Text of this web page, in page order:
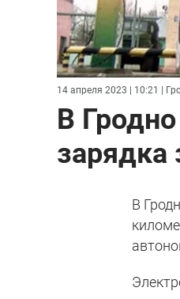
14 апреля 2023 | 10:21 |
В
зарядка
В